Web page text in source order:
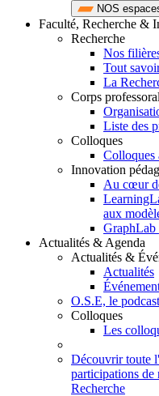
NOS
Faculté, Recherche &
Recherche
Nos
Tout
La
Corps professoral
Liste des
Colloques
Colloques
Innovation
Au cœur
aux
GraphLab
Actualités & Agenda
Actualités &
Actualités
O.S.E, le
Colloques
Les
Découvrir toute
participations de
Recherche